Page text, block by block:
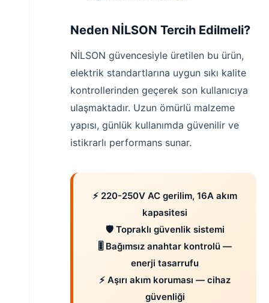
Neden NİLSON Tercih Edilmeli?
NİLSON güvencesiyle üretilen bu ürün,
elektrik standartlarına uygun sıkı kalite
kontrollerinden geçerek son kullanıcıya
ulaşmaktadır. Uzun ömürlü malzeme
yapısı, günlük kullanımda güvenilir ve
istikrarlı performans sunar.
⚡ 220-250V AC gerilim, 16A akım
kapasitesi
🛡️ Topraklı güvenlik sistemi
🎚️ Bağımsız anahtar kontrolü —
enerji tasarrufu
⚡ Aşırı akım koruması — cihaz
güvenliği